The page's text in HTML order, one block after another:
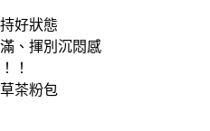
好狀態
、揮別沉悶感
！
茶粉包